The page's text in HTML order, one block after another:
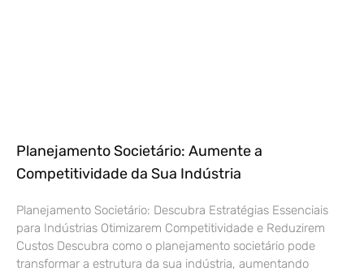
Planejamento Societário: Aumente a
Competitividade da Sua Indústria
Planejamento Societário: Descubra Estratégias Essenciais
para Indústrias Otimizarem Competitividade e Reduzirem
Custos Descubra como o planejamento societário pode
transformar a estrutura da sua indústria, aumentando